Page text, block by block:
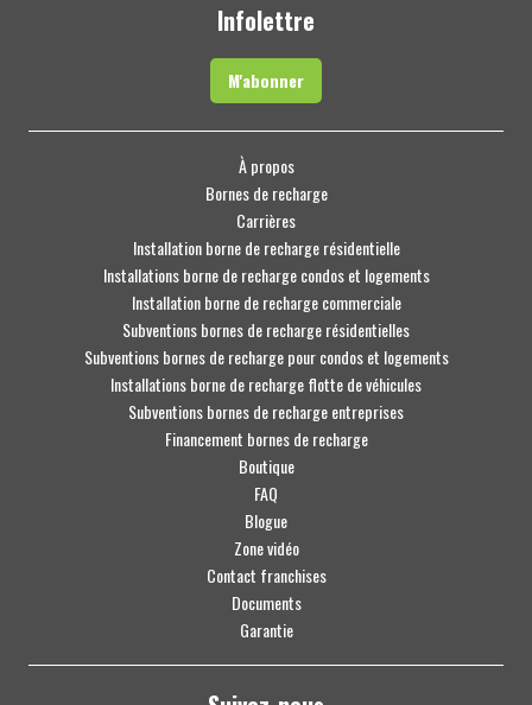
Infolettre
M'abonner
À propos
Bornes de recharge
Carrières
Installation borne de recharge résidentielle
Installations borne de recharge condos et logements
Installation borne de recharge commerciale
Subventions bornes de recharge résidentielles
Subventions bornes de recharge pour condos et logements
Installations borne de recharge flotte de véhicules
Subventions bornes de recharge entreprises
Financement bornes de recharge
Boutique
FAQ
Blogue
Zone vidéo
Contact franchises
Documents
Garantie